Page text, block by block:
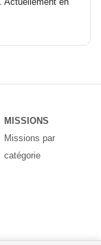
MISSIONS
Missions par
catégorie